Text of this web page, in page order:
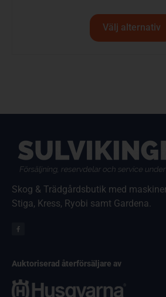
Välj alternativ
Skog & Trädgårdsbutik med
Stiga, Kress, Ryobi samt Gardena.
Auktoriserad återförsäljare av